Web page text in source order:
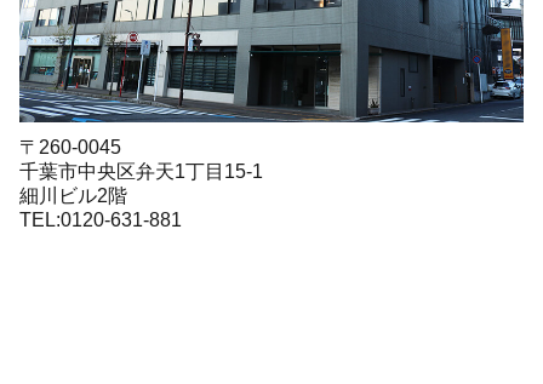
〒260-0045
千葉市中央区弁天1丁目15-1
細川ビル2階
TEL:0120-631-881